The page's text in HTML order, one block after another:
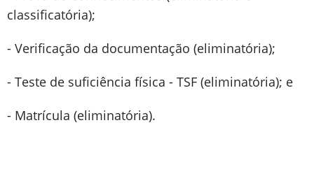
classificatória);
- Verificação da documentação (eliminatória);
- Teste de suficiência física - TSF (eliminatória); e
- Matrícula (eliminatória).